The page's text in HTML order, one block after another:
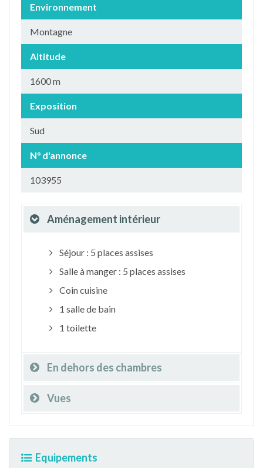
Environnement
Montagne
Altitude
1600 m
Exposition
Sud
N° d'annonce
103955
Aménagement intérieur
Séjour : 5 places assises
Salle à manger : 5 places assises
Coin cuisine
1 salle de bain
1 toilette
En dehors des chambres
Vues
Equipements